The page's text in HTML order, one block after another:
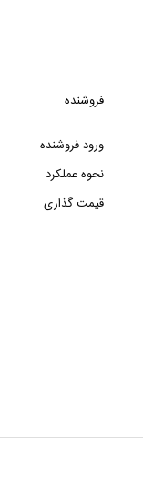
فروشنده
ورود فروشنده
نحوه عملکرد
قیمت گذاری